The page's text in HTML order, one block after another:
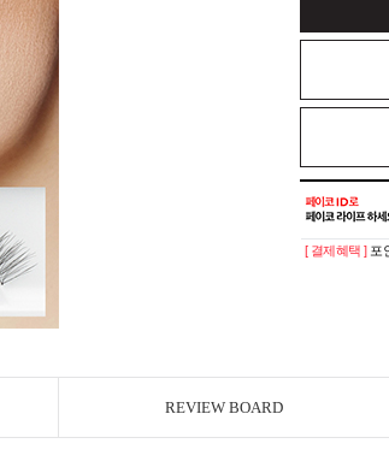
[ 결제혜택 ] 포
REVIEW BOARD